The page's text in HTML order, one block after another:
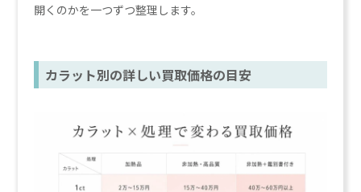
開くのかを一つずつ整理します。
カラット別の詳しい買取価格の目安